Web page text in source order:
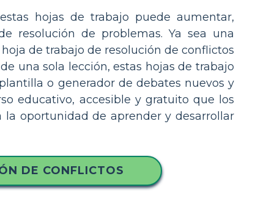
hojas de trabajo puede aumentar,
resolución de problemas. Ya sea una
de trabajo de resolución de conflictos
una sola lección, estas hojas de trabajo
o generador de debates nuevos y
educativo, accesible y gratuito que los
oportunidad de aprender y desarrollar
DE CONFLICTOS